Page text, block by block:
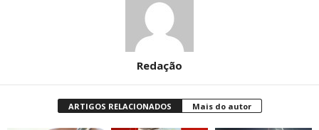
Redação
ARTIGOS RELACIONADOS Mais do autor